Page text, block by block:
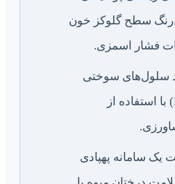
سطح گلوکز خون
فشار اسمزی.
سلول‌های سوختی
میکروبی (MFC) با استفاده از
سامانه پهپادی